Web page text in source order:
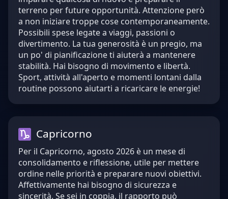
terreno per future opportunità. Attenzione però
a non iniziare troppe cose contemporaneamente.
Possibili spese legate a viaggi, passioni o
divertimento. La tua generosità è un pregio, ma
un po' di pianificazione ti aiuterà a mantenere
stabilità. Hai bisogno di movimento e libertà.
Sport, attività all'aperto e momenti lontani dalla
routine possono aiutarti a ricaricare le energie!
Capricorno
Per il Capricorno, agosto 2026 è un mese di
consolidamento e riflessione, utile per mettere
ordine nelle priorità e preparare nuovi obiettivi.
Affettivamente hai bisogno di sicurezza e
sincerità. Se sei in coppia, il rapporto può